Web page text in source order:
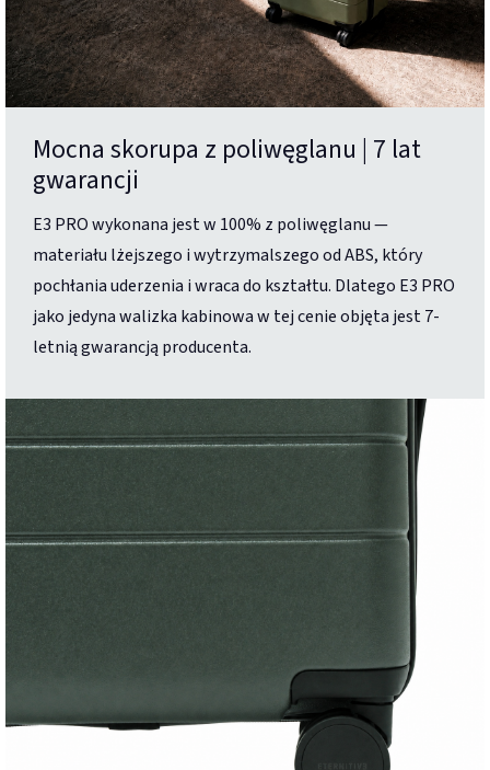
Mocna skorupa z poliwęglanu | 7 lat
gwarancji
E3 PRO wykonana jest w 100% z poliwęglanu —
materiału lżejszego i wytrzymalszego od ABS, który
pochłania uderzenia i wraca do kształtu. Dlatego E3 PRO
jako jedyna walizka kabinowa w tej cenie objęta jest 7-
letnią gwarancją producenta.